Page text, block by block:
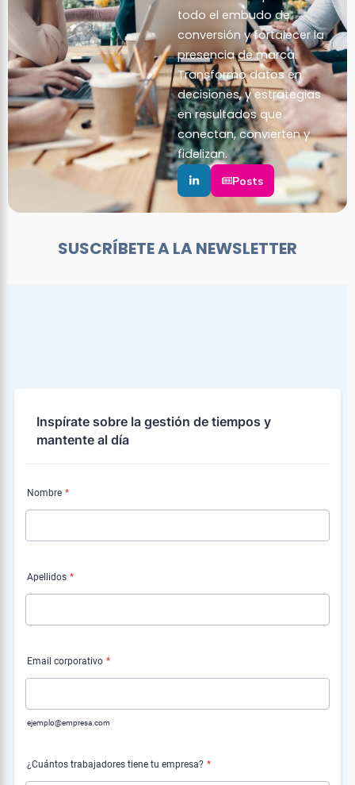
todo el embudo de
conversión y fortalecer la
presencia de marca.
Transformo datos en
decisiones, y estrategias
en resultados que
conectan, convierten y
fidelizan.
Posts
SUSCRÍBETE A LA NEWSLETTER